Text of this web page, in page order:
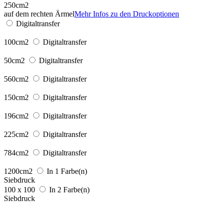
250cm2
auf dem rechten ÄrmelMehr Infos zu den Druckoptionen
Digitaltransfer
100cm2 Digitaltransfer
50cm2 Digitaltransfer
560cm2 Digitaltransfer
150cm2 Digitaltransfer
196cm2 Digitaltransfer
225cm2 Digitaltransfer
784cm2 Digitaltransfer
1200cm2
In 1 Farbe(n)
Siebdruck
100 x 100
In 2 Farbe(n)
Siebdruck